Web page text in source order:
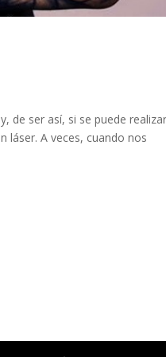
de ser así, si se puede
láser. A veces, cuando nos